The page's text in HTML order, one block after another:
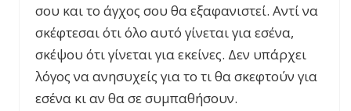
σου και το άγχος σου θα εξαφανιστεί. Αντί να
σκέφτεσαι ότι όλο αυτό γίνεται για εσένα,
σκέψου ότι γίνεται για εκείνες. Δεν υπάρχει
λόγος να ανησυχείς για το τι θα σκεφτούν για
εσένα κι αν θα σε συμπαθήσουν.